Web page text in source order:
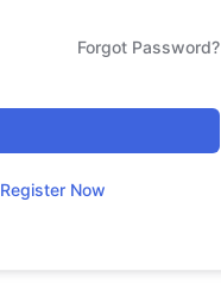
Forgot Password?
Register Now